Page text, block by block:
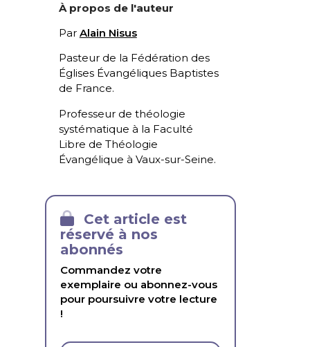
À propos de l'auteur
Par Alain Nisus
Pasteur de la Fédération des
Églises Évangéliques Baptistes
de France.
Professeur de théologie
systématique à la Faculté
Libre de Théologie
Évangélique à Vaux-sur-Seine.
Cet article est
réservé à nos
abonnés
Commandez votre
exemplaire ou abonnez-vous
pour poursuivre votre lecture
!